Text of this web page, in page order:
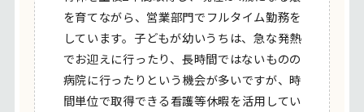
を育てながら、営業部門でフルタイム勤務を
しています。子どもが幼いうちは、急な発熱
でお迎えに行ったり、長時間ではないものの
病院に行ったりという機会が多いですが、時
間単位で取得できる看護等休暇を活用してい